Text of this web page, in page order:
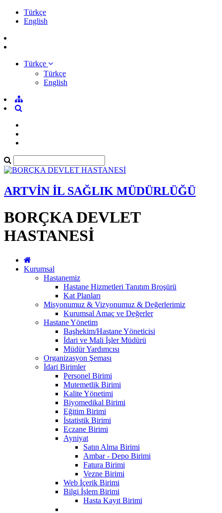
Türkçe
English
Türkçe
Türkçe
English
ARTVİN İL SAĞLIK MÜDÜRLÜĞÜ
BORÇKA DEVLET
HASTANESİ
Kurumsal
Hastanemiz
Hastane Hizmetleri Tanıtım Broşürü
Kat Planları
Misyonumuz & Vizyonumuz & Değerlerimiz
Kurumsal Amaç ve Değerler
Hastane Yönetim
Başhekim/Hastane Yöneticisi
İdari ve Mali İşler Müdürü
Müdür Yardımcısı
Organizasyon Şeması
İdari Birimler
Personel Birimi
Mutemetlik Birimi
Kalite Yönetimi
Biyomedikal Birimi
Eğitim Birimi
İstatistik Birimi
Eczane Birimi
Ayniyat
Satın Alma Birimi
Ambar - Depo Birimi
Fatura Birimi
Vezne Birimi
Web İçerik Birimi
Bilgi İşlem Birimi
Hasta Kayıt Birimi